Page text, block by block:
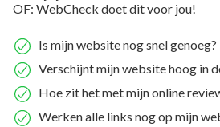
OF: WebCheck doet dit voor jou!
Is mijn website nog snel genoeg?
Verschijnt mijn website hoog in
Hoe zit het met mijn online
Werken alle links nog op mijn